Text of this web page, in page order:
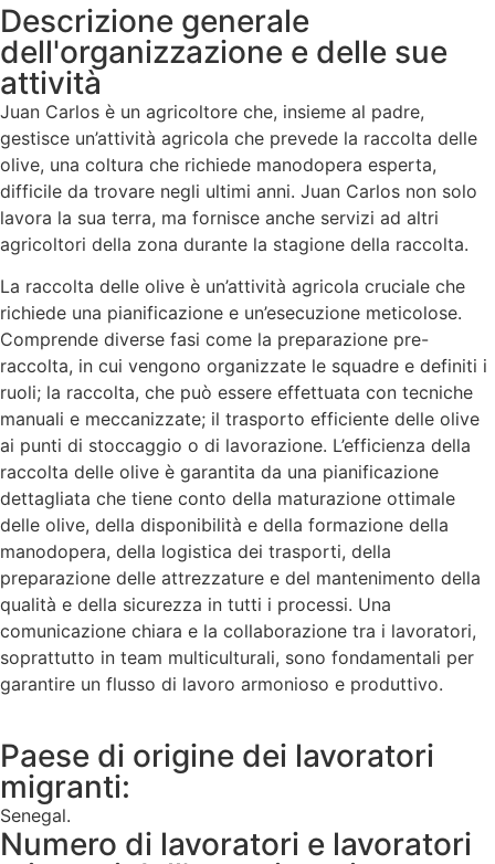
Descrizione generale
dell'organizzazione e delle sue
attività
Juan Carlos è un agricoltore che, insieme al padre,
gestisce un’attività agricola che prevede la raccolta delle
olive, una coltura che richiede manodopera esperta,
difficile da trovare negli ultimi anni. Juan Carlos non solo
lavora la sua terra, ma fornisce anche servizi ad altri
agricoltori della zona durante la stagione della raccolta.
La raccolta delle olive è un’attività agricola cruciale che
richiede una pianificazione e un’esecuzione meticolose.
Comprende diverse fasi come la preparazione pre-
raccolta, in cui vengono organizzate le squadre e definiti i
ruoli; la raccolta, che può essere effettuata con tecniche
manuali e meccanizzate; il trasporto efficiente delle olive
ai punti di stoccaggio o di lavorazione. L’efficienza della
raccolta delle olive è garantita da una pianificazione
dettagliata che tiene conto della maturazione ottimale
delle olive, della disponibilità e della formazione della
manodopera, della logistica dei trasporti, della
preparazione delle attrezzature e del mantenimento della
qualità e della sicurezza in tutti i processi. Una
comunicazione chiara e la collaborazione tra i lavoratori,
soprattutto in team multiculturali, sono fondamentali per
garantire un flusso di lavoro armonioso e produttivo.
Paese di origine dei lavoratori
migranti:
Senegal.
Numero di lavoratori e lavoratori